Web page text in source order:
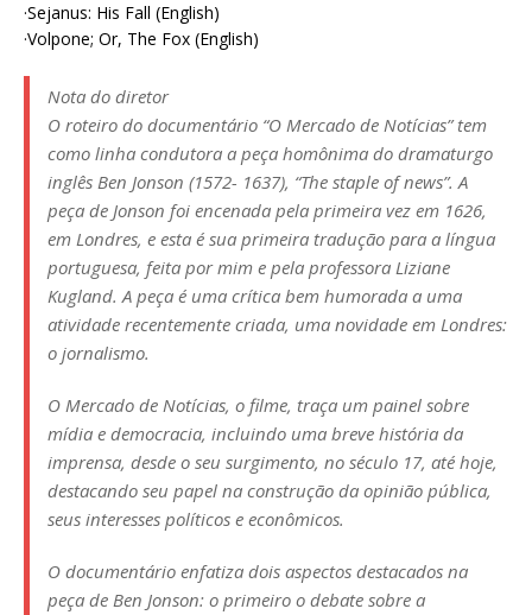
·Sejanus: His Fall (English)
·Volpone; Or, The Fox (English)
Nota do diretor
O roteiro do documentário “O Mercado de Notícias” tem
como linha condutora a peça homônima do dramaturgo
inglês Ben Jonson (1572- 1637), “The staple of news”. A
peça de Jonson foi encenada pela primeira vez em 1626,
em Londres, e esta é sua primeira tradução para a língua
portuguesa, feita por mim e pela professora Liziane
Kugland. A peça é uma crítica bem humorada a uma
atividade recentemente criada, uma novidade em Londres:
o jornalismo.
O Mercado de Notícias, o filme, traça um painel sobre
mídia e democracia, incluindo uma breve história da
imprensa, desde o seu surgimento, no século 17, até hoje,
destacando seu papel na construção da opinião pública,
seus interesses políticos e econômicos.
O documentário enfatiza dois aspectos destacados na
peça de Ben Jonson: o primeiro o debate sobre a